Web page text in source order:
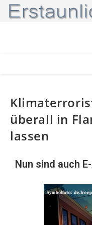
überall in
lassen
Nun sind auch